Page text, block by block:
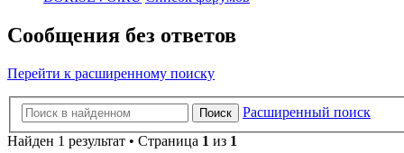
Сообщения без ответов
Перейти к расширенному поиску
Поиск
Расширенный поиск
Найден 1 результат • Страница 1 из 1